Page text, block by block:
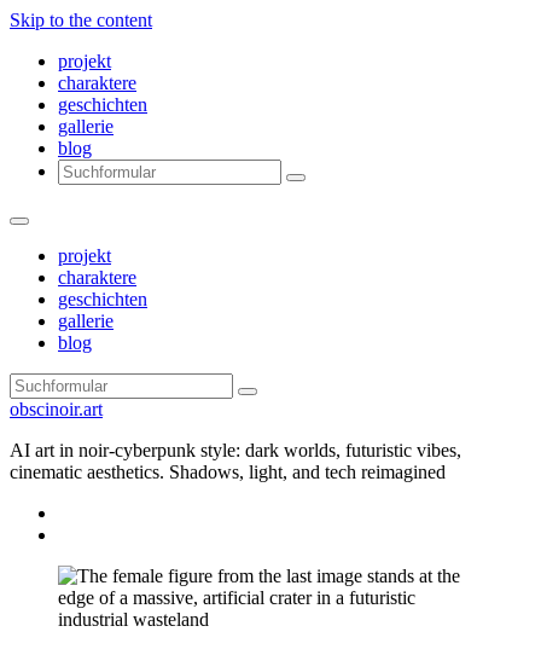
Skip to the content
projekt
charaktere
geschichten
gallerie
blog
Search
projekt
charaktere
geschichten
gallerie
blog
Search
obscinoir.art
AI art in noir-cyberpunk style: dark worlds, futuristic vibes,
cinematic aesthetics. Shadows, light, and tech reimagined